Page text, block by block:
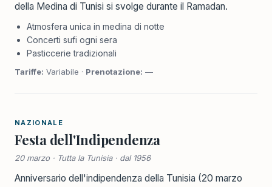
della Medina di Tunisi si svolge durante il Ramadan.
Atmosfera unica in medina di notte
Concerti sufi ogni sera
Pasticcerie tradizionali
Tariffe: Variabile · Prenotazione: —
NAZIONALE
Festa dell'Indipendenza
20 marzo · Tutta la Tunisia · dal 1956
Anniversario dell'indipendenza della Tunisia (20 marzo